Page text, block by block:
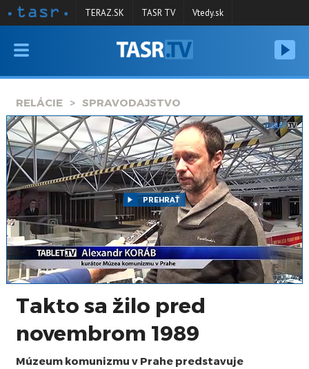
VYSIELANIE
SPRAVODAJSTVO
KONTAKT
ARCHÍV
TERAZ.SK TASR TV Vtedy.sk
RELÁCIE SPRAVODAJSTVO
PREHRAŤ
Takto sa žilo pred
novembrom 1989
Múzeum komunizmu v Prahe predstavuje